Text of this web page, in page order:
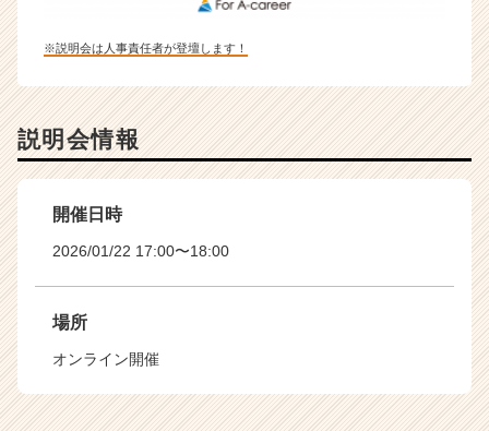
※説明会は人事責任者が登壇します！
説明会情報
開催日時
2026/01/22 17:00〜18:00
場所
オンライン開催